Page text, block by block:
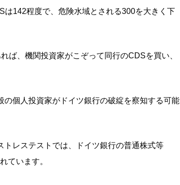
142程度で、危険水域とされる300を大きく下
ば、機関投資家がこぞって同行のCDSを買い、
個人投資家がドイツ銀行の破綻を察知する可能
レステストでは、ドイツ銀行の普通株式等
ています。